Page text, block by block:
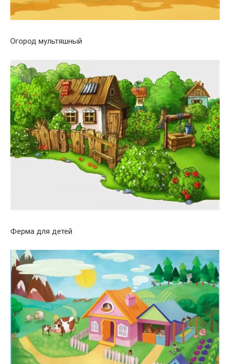
Огород мультяшный
Ферма для детей